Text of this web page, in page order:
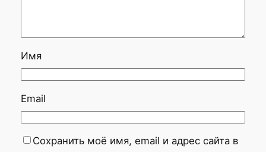
Имя
Email
Сохранить моё имя, email и адрес сайта в